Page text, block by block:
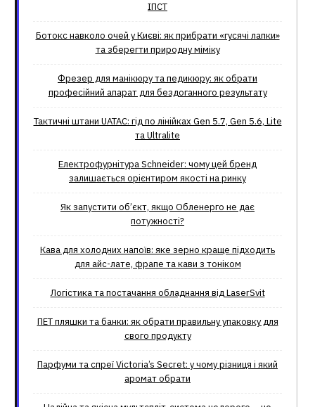
ІПСТ
Ботокс навколо очей у Києві: як прибрати «гусячі лапки»
та зберегти природну міміку
Фрезер для манікюру та педикюру: як обрати
професійний апарат для бездоганного результату
Тактичні штани UATAC: гід по лінійках Gen 5.7, Gen 5.6, Lite
та Ultralite
Електрофурнітура Schneider: чому цей бренд
залишається орієнтиром якості на ринку
Як запустити об’єкт, якщо Обленерго не дає
потужності?
Кава для холодних напоїв: яке зерно краще підходить
для айс-лате, фрапе та кави з тоніком
Логістика та постачання обладнання від LaserSvit
ПЕТ пляшки та банки: як обрати правильну упаковку для
свого продукту
Парфуми та спреї Victoria’s Secret: у чому різниця і який
аромат обрати